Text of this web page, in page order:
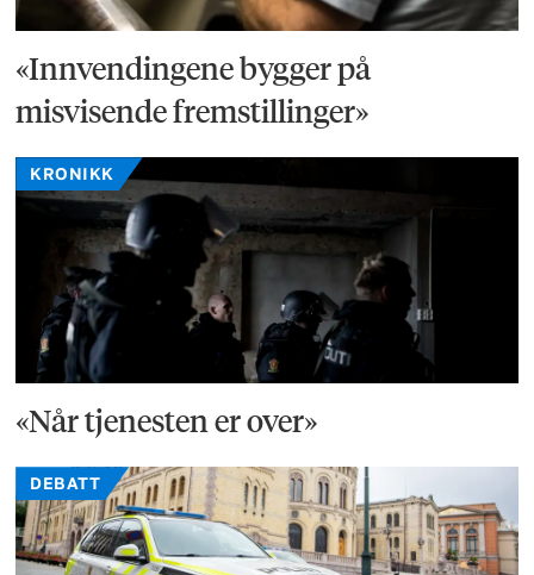
«Innvendingene bygger på
misvisende fremstillinger»
KRONIKK
«Når tjenesten er over»
DEBATT